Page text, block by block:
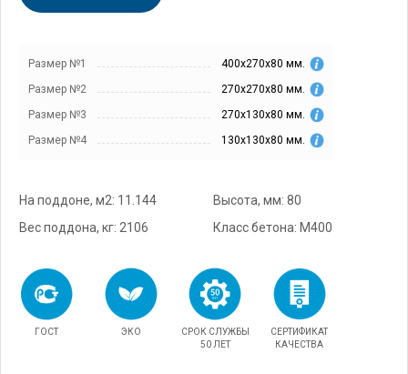
Размер №1
400х270х80 мм.
Размер №2
270х270х80 мм.
Размер №3
270х130х80 мм.
Размер №4
130х130х80 мм.
На поддоне, м2: 11.144
Высота, мм: 80
Вес поддона, кг: 2106
Класс бетона: М400
ГОСТ ЭКО
СРОК СЛУЖБЫ
50 ЛЕТ
СЕРТИФИКАТ
КАЧЕСТВА